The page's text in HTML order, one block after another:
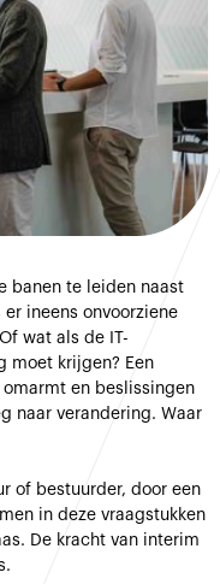
banen te leiden naast
ineens onvoorziene
wat als de IT-
moet krijgen? Een
en beslissingen
naar verandering. Waar
of bestuurder, door een
in deze vraagstukken
De kracht van interim